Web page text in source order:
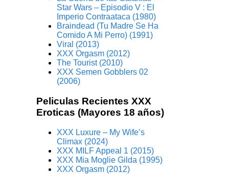
Star Wars – Episodio V : El
Imperio Contraataca (1980)
Braindead (Tu Madre Se Ha
Comido A Mi Perro) (1991)
Viral (2013)
XXX Orgasm (2012)
The Tourist (2010)
XXX Semen Gobblers 02
(2006)
Peliculas Recientes XXX
Eroticas (Mayores 18 años)
XXX Luxure – My Wife’s
Climax (2024)
XXX MILF Appeal 1 (2015)
XXX Mia Moglie Gilda (1995)
XXX Orgasm (2012)